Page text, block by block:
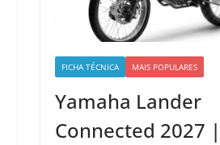
FICHA TÉCNICA MAIS POPULARES
Yamaha Lander
Connected 2027